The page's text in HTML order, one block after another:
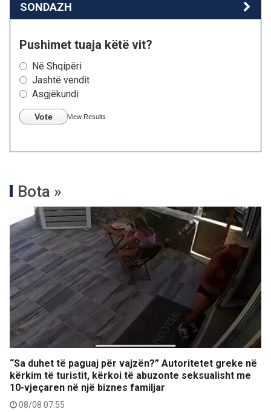
SONDAZH
Pushimet tuaja këtë vit?
Në Shqipëri
Jashtë vendit
Asgjëkundi
Vote View Results
Bota »
“Sa duhet të paguaj për vajzën?” Autoritetet greke në
kërkim të turistit, kërkoi të abuzonte seksualisht me
10-vjeçaren në një biznes familjar
08/08 07:55